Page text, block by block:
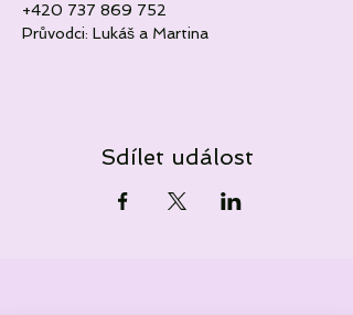
+420 737 869 752
Průvodci: Lukáš a Martina
Sdílet událost